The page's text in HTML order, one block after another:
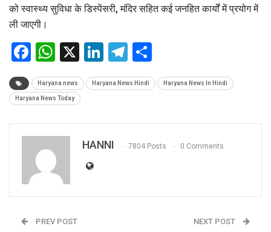
को स्वास्थ्य सुविधा के डिस्पेंसरी, मंदिर सहित कई जनहित कार्यों में प्रयोग में
ली जाएगी।
Facebook
WhatsApp
X LinkedIn
Telegram
Haryana news Haryana News Hindi Haryana News In Hindi
Haryana News Today
HANNI 7804 Posts 0 Comments
PREV POST NEXT POST